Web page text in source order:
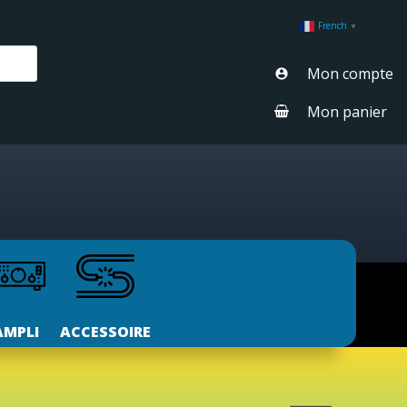
French ▼
Mon compte
Mon panier
ACCESSOIRE